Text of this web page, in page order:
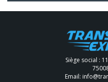
Siège social :
Email: